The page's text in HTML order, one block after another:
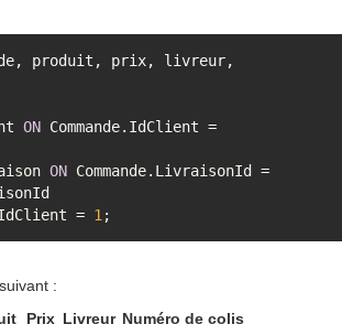
produit, prix, livreur,
ON Commande.IdClient =
ON Commande.LivraisonId =
= 1 ;
:
Prix Livreur Numéro de colis